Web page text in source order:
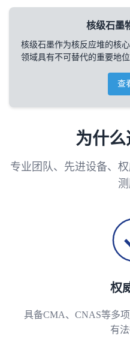
核级石墨
核级石墨作为核反应堆的核
领域具有不可替代的重要地位
查
为什么
专业团队、先进设备、
权
具备CMA、CNAS等多
有